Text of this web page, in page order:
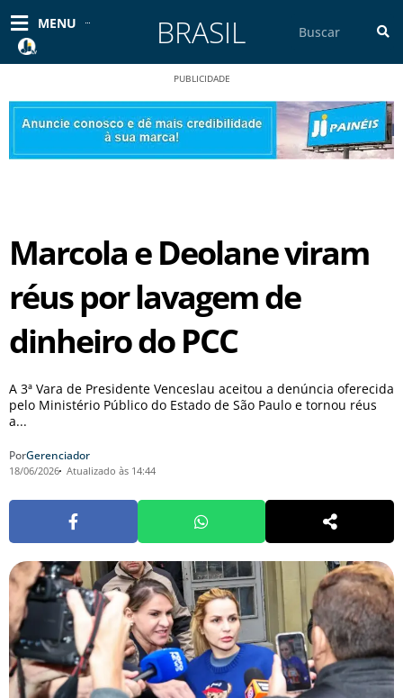
para
conteúdo
MENU BRASIL
PUBLICIDADE
Marcola e Deolane viram
réus por lavagem de
dinheiro do PCC
A 3ª Vara de Presidente Venceslau aceitou a denúncia oferecida
pelo Ministério Público do Estado de São Paulo e tornou réus
a...
PorGerenciador
18/06/2026 Atualizado às 14:44